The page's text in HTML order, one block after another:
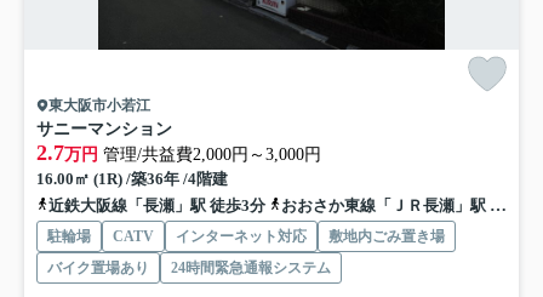
東大阪市小若江
サニーマンション
2.7万円 管理/共益費2,000円～3,000円
16.00㎡ (1R) /築36年 /4階建
近鉄大阪線「長瀬」駅 徒歩3分
おおさか東線「ＪＲ長瀬」駅 徒歩13分
駐輪場 CATV インターネット対応
敷地内ごみ置き場
バイク置場あり
24時間緊急通報システム